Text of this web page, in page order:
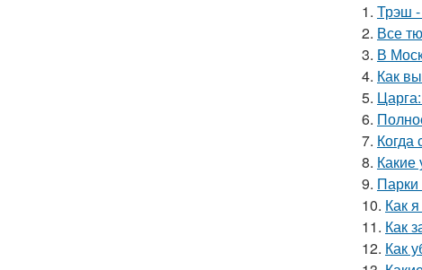
1. Трэш -
2. Все
3. В
4. Как
5.
6.
7. Когда
8. Какие
9. Парки
10. Как
11. Как
12. Как